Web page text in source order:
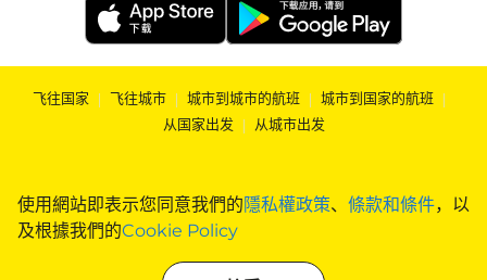
使用網站即表示您同意我們的隱私權政策、 條款和條件，以
及根據我們的Cookie Policy
飞往国家 | 飞往城市 | 城市到城市的航班 | 城市到国家的航班 |
从国家出发 | 从城市出发